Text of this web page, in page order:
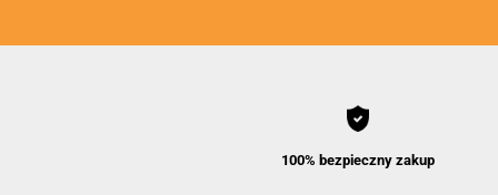
100% bezpieczny zakup